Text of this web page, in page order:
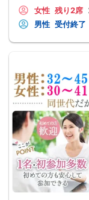
女性 残り2席
男性 受付終了